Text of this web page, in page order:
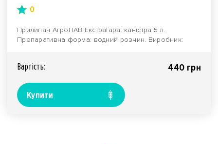
0
Прилипач АгроПАВ ЕкстраТара: каністра 5 л.
Препаративна форма: водний розчин. Виробник:
Вартiсть: 440 грн
Купити